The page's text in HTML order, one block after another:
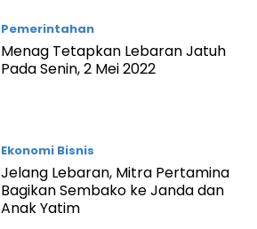
Pemerintahan
Menag Tetapkan Lebaran Jatuh
Pada Senin, 2 Mei 2022
Ekonomi Bisnis
Jelang Lebaran, Mitra Pertamina
Bagikan Sembako ke Janda dan
Anak Yatim